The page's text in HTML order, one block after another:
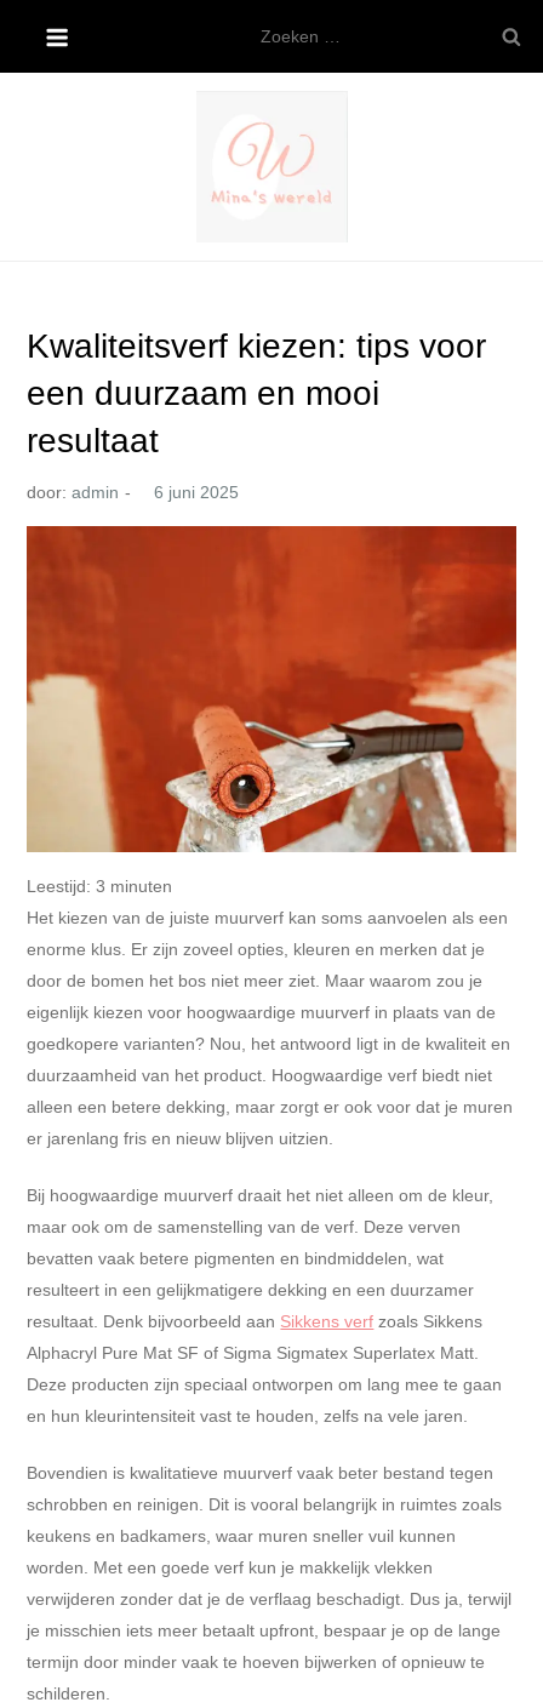
de
naar:
Kwaliteitsverf kiezen: tips voor
een duurzaam en mooi
resultaat
door:admin
Leestijd: 3 minuten
Het kiezen van de juiste muurverf kan soms aanvoelen als een
enorme klus. Er zijn zoveel opties, kleuren en merken dat je
door de bomen het bos niet meer ziet. Maar waarom zou je
eigenlijk kiezen voor hoogwaardige muurverf in plaats van de
goedkopere varianten? Nou, het antwoord ligt in de kwaliteit en
duurzaamheid van het product. Hoogwaardige verf biedt niet
alleen een betere dekking, maar zorgt er ook voor dat je muren
er jarenlang fris en nieuw blijven uitzien.
Bij hoogwaardige muurverf draait het niet alleen om de kleur,
maar ook om de samenstelling van de verf. Deze verven
bevatten vaak betere pigmenten en bindmiddelen, wat
resulteert in een gelijkmatigere dekking en een duurzamer
resultaat. Denk bijvoorbeeld aan Sikkens verf zoals Sikkens
Alphacryl Pure Mat SF of Sigma Sigmatex Superlatex Matt.
Deze producten zijn speciaal ontworpen om lang mee te gaan
en hun kleurintensiteit vast te houden, zelfs na vele jaren.
Bovendien is kwalitatieve muurverf vaak beter bestand tegen
schrobben en reinigen. Dit is vooral belangrijk in ruimtes zoals
keukens en badkamers, waar muren sneller vuil kunnen
worden. Met een goede verf kun je makkelijk vlekken
verwijderen zonder dat je de verflaag beschadigt. Dus ja, terwijl
je misschien iets meer betaalt upfront, bespaar je op de lange
termijn door minder vaak te hoeven bijwerken of opnieuw te
schilderen.